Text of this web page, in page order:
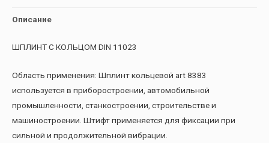
Описание
ШПЛИНТ С КОЛЬЦОМ DIN 11023
Область применения: Шплинт кольцевой art 8383
используется в приборостроении, автомобильной
промышленности, станкостроении, строительстве и
машиностроении. Штифт применяется для фиксации при
сильной и продолжительной вибрации.